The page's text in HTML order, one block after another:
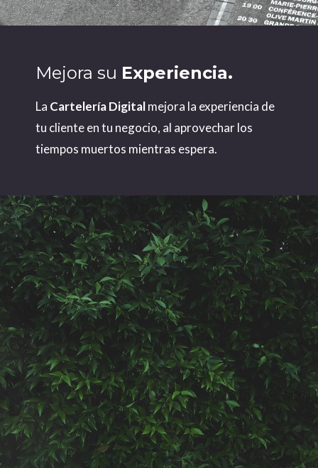
Mejora su Experiencia.
La Cartelería Digitalmejora la experiencia de
tu cliente en tu negocio, al aprovechar los
tiempos muertos mientras espera.